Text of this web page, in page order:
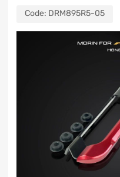
Code: DRM895R5-05